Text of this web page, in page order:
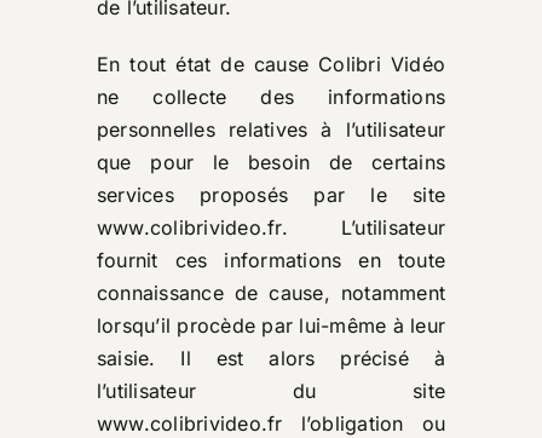
de l’utilisateur.
En tout état de cause Colibri Vidéo
ne collecte des informations
personnelles relatives à l’utilisateur
que pour le besoin de certains
services proposés par le site
www.colibrivideo.fr. L’utilisateur
fournit ces informations en toute
connaissance de cause, notamment
lorsqu’il procède par lui-même à leur
saisie. Il est alors précisé à
l’utilisateur du site
www.colibrivideo.fr l’obligation ou